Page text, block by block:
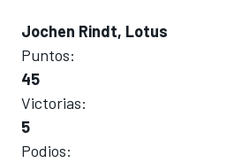
Jochen Rindt, Lotus
Puntos:
45
Victorias:
5
Podios: